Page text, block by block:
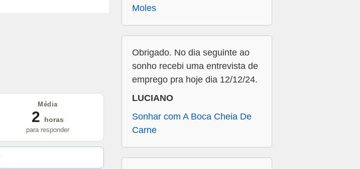
Média
2
horas
para responder
Moles
Obrigado. No dia seguinte ao
sonho recebi uma entrevista de
emprego pra hoje dia 12/12/24.
LUCIANO
Sonhar com A Boca Cheia De
Carne